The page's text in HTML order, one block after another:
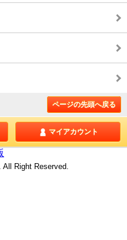
ページの先頭へ戻る
マイアカウント
Right Reserved.